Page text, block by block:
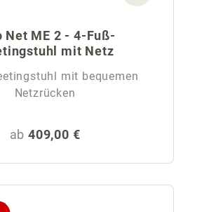
Net ME 2 - 4-Fuß-
mit Netz
mit bequemen
Netzrücken
Regulärer Preis:
ab 409,00 €